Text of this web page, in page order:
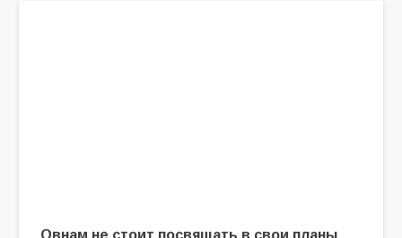
Овнам не стоит посвящать в свои планы